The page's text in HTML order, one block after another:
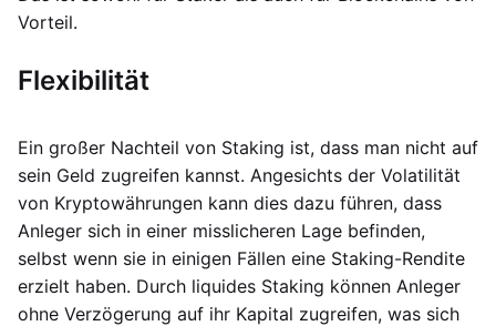
Vorteil.
Flexibilität
Ein großer Nachteil von Staking ist, dass man nicht auf
sein Geld zugreifen kannst. Angesichts der Volatilität
von Kryptowährungen kann dies dazu führen, dass
Anleger sich in einer misslicheren Lage befinden,
selbst wenn sie in einigen Fällen eine Staking-Rendite
erzielt haben. Durch liquides Staking können Anleger
ohne Verzögerung auf ihr Kapital zugreifen, was sich